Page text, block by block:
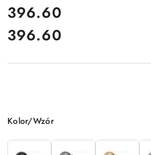
cena:
396.60
Cena:
396.60
Wariant
Kolor/Wzór